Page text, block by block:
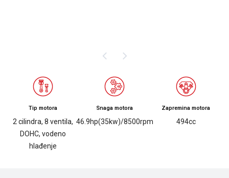
Tip motora
2 cilindra, 8 ventila,
DOHC, vodeno
hlađenje
Snaga motora
46.9hp(35kw)/8500rpm
Zapremina motora
494cc